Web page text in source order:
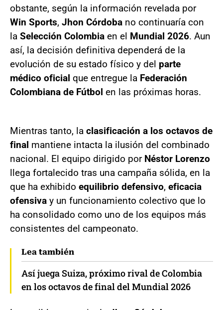
obstante, según la información revelada por
Win Sports, Jhon Córdoba no continuaría con
la Selección Colombia en el Mundial 2026. Aun
así, la decisión definitiva dependerá de la
evolución de su estado físico y del parte
médico oficial que entregue la Federación
Colombiana de Fútbol en las próximas horas.
Mientras tanto, la clasificación a los octavos de
final mantiene intacta la ilusión del combinado
nacional. El equipo dirigido por Néstor Lorenzo
llega fortalecido tras una campaña sólida, en la
que ha exhibido equilibrio defensivo, eficacia
ofensiva y un funcionamiento colectivo que lo
ha consolidado como uno de los equipos más
consistentes del campeonato.
Lea también
Así juega Suiza, próximo rival de Colombia
en los octavos de final del Mundial 2026